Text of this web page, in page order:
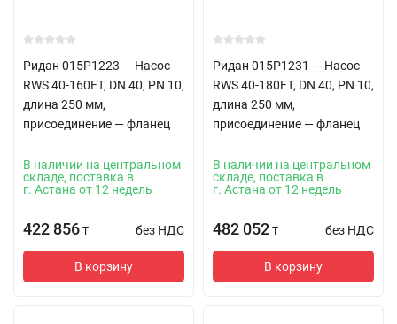
Ридан 015P1223 — Насос
RWS 40-160FT, DN 40, PN 10,
длина 250 мм,
присоединение — фланец
В наличии на центральном
складе, поставка в
г. Астана от 12 недель
422 856 T без НДС
В корзину
Ридан 015P1231 — Насос
RWS 40-180FT, DN 40, PN 10,
длина 250 мм,
присоединение — фланец
В наличии на центральном
складе, поставка в
г. Астана от 12 недель
482 052 T без НДС
В корзину